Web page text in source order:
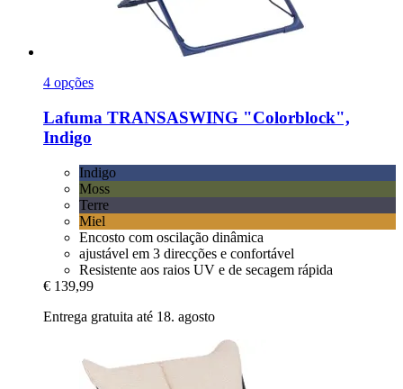
4 opções
Lafuma TRANSASWING "Colorblock",
Indigo
Indigo
Moss
Terre
Miel
Encosto com oscilação dinâmica
ajustável em 3 direcções e confortável
Resistente aos raios UV e de secagem rápida
€ 139,99
Entrega gratuita até 18. agosto